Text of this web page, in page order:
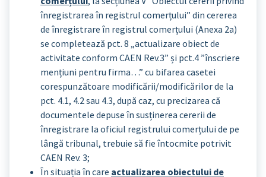
înregistrarea în registrul comerțului” din cererea
de înregistrare în registrul comerțului (Anexa 2a)
se completează pct. 8 „actualizare obiect de
activitate conform CAEN Rev.3” și pct.4 ”înscriere
mențiuni pentru firma…” cu bifarea casetei
corespunzătoare modificării/modificărilor de la
pct. 4.1, 4.2 sau 4.3, după caz, cu precizarea că
documentele depuse în susținerea cererii de
înregistrare la oficiul registrului comerțului de pe
lângă tribunal, trebuie să fie întocmite potrivit
CAEN Rev. 3;
În situația în care actualizarea obiectului de